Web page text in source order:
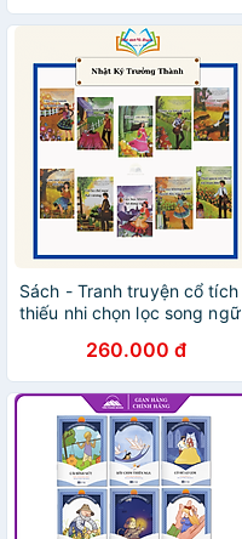
Sách - Tranh truyện cổ tích
thiếu nhi chọn lọc song ngữ
260.000 đ